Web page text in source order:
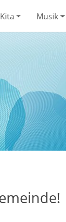
Kita Musik
Jugendarbeit
Kita